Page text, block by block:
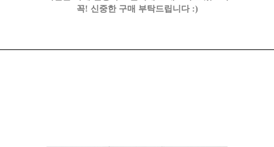
꼭! 신중한 구매 부탁드립니다 :)